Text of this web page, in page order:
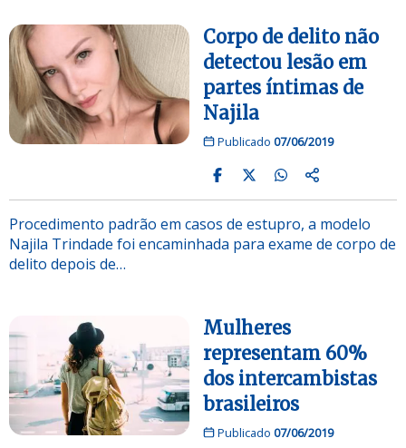
Corpo de delito não
detectou lesão em
partes íntimas de
Najila
Publicado 07/06/2019
Procedimento padrão em casos de estupro, a modelo
Najila Trindade foi encaminhada para exame de corpo de
delito depois de…
Mulheres
representam 60%
dos intercambistas
brasileiros
Publicado 07/06/2019